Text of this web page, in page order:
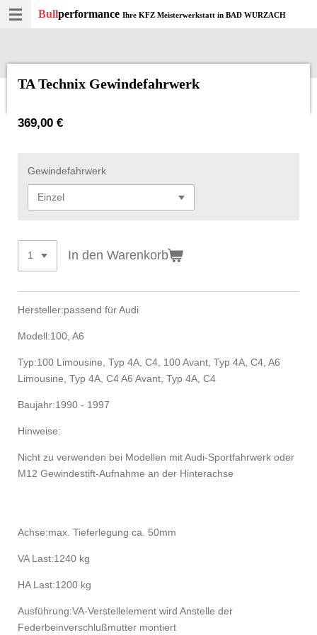
Zum
Hauptinhalt
Bullperformance Ihre KFZ Meisterwerkstatt in BAD WURZACH
TA Technix Gewindefahrwerk
369,00 €
Gewindefahrwerk
In den Warenkorb
Hersteller:passend für Audi
Modell:100, A6
Typ:100 Limousine, Typ 4A, C4, 100 Avant, Typ 4A, C4, A6
Limousine, Typ 4A, C4 A6 Avant, Typ 4A, C4
Baujahr:1990 - 1997
Hinweise:
Nicht zu verwenden bei Modellen mit Audi-Sportfahrwerk oder
M12 Gewindestift-Aufnahme an der Hinterachse
Achse:max. Tieferlegung ca. 50mm
VA Last:1240 kg
HA Last:1200 kg
Ausführung:VA-Verstellelement wird Anstelle der
Federbeinverschlußmutter montiert